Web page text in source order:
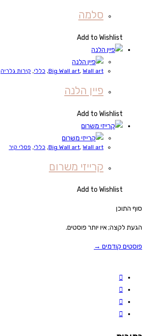
סלמה
Add to Wishlist
Big Wall art, Wall art
, כללי, קירות גלריה
פיין הלנה
Add to Wishlist
Big Wall art, Wall art
, כללי, פסלי קיר
קרייזי משרום
Add to Wishlist
סוף התוכן
הגעת לקצה; איו יותר פוסטים.
פוסטים קודמים →